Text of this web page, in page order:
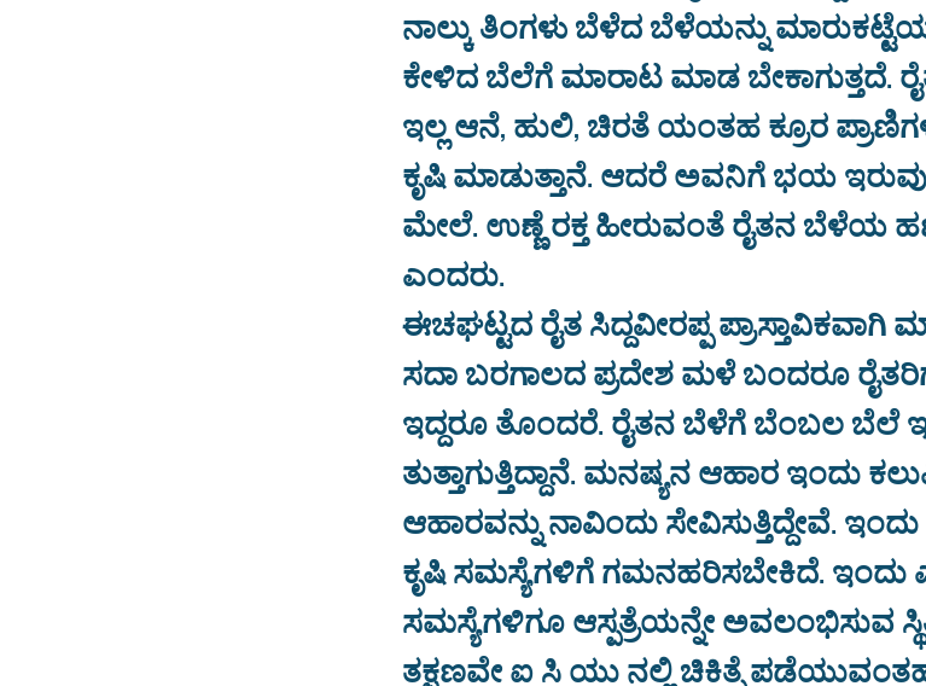
ನಾಲ್ಕು ತಿಂಗಳು ಬೆಳೆದ ಬೆಳೆಯನ್ನು
ಕೇಳಿದ ಬೆಲೆಗೆ ಮಾರಾಟ ಮಾಡ
ಇಲ್ಲ ಆನೆ, ಹುಲಿ, ಚಿರತೆ ಯಂತಹ ಕ್ರೂರ
ಕೃಷಿ ಮಾಡುತ್ತಾನೆ. ಆದರೆ ಅವನಿಗೆ ಭಯ
ಮೇಲೆ. ಉಣ್ಣೆ ರಕ್ತ ಹೀರುವಂತೆ ರೈತನ ಬೆಳೆಯ
ಎಂದರು.
ಈಚಘಟ್ಟದ ರೈತ ಸಿದ್ದವೀರಪ್ಪ ಪ್ರಾಸ್ತಾವಿಕವಾಗಿ
ಸದಾ ಬರಗಾಲದ ಪ್ರದೇಶ ಮಳೆ ಬಂದರೂ
ಇದ್ದರೂ ತೊಂದರೆ. ರೈತನ ಬೆಳೆಗೆ ಬೆಂಬಲ ಬೆಲೆ
ತುತ್ತಾಗುತ್ತಿದ್ದಾನೆ. ಮನಷ್ಯನ ಆಹಾರ ಇಂದು
ಆಹಾರವನ್ನು ನಾವಿಂದು ಸೇವಿಸುತ್ತಿದ್ದೇವೆ.
ಕೃಷಿ ಸಮಸ್ಯೆಗಳಿಗೆ ಗಮನಹರಿಸಬೇಕಿದೆ. ಇಂದು
ಸಮಸ್ಯೆಗಳಿಗೂ ಆಸ್ಪತ್ರೆಯನ್ನೇ ಅವಲಂಭಿಸುವ
ತಕ್ಷಣವೇ ಐ ಸಿ ಯು ನಲ್ಲಿ ಚಿಕಿತ್ಸೆ ಪಡೆಯುವಂತಹ